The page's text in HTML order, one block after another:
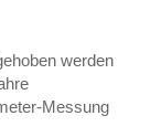
werden
Messung